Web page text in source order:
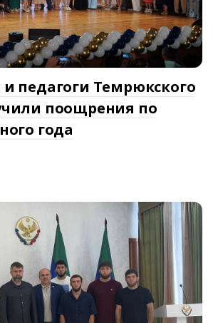
педагоги Темрюкского
поощрения по
года